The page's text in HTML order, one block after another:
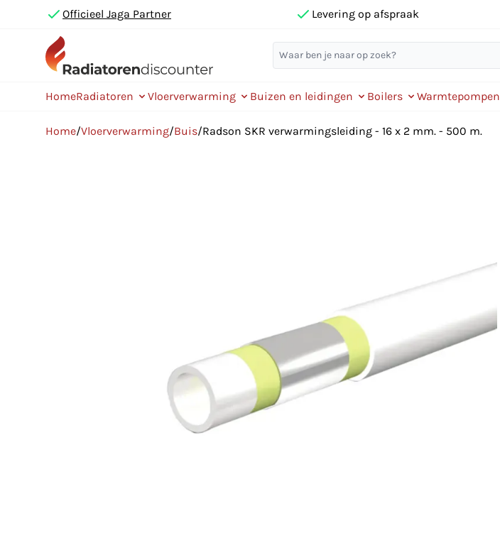
Officieel Jaga Partner Levering op afspraak
HomeRadiatoren Vloerverwarming Buizen en leidingen Boilers Warmtepompen
Home/Vloerverwarming/Buis/Radson SKR verwarmingsleiding - 16 x 2 mm. - 500 m.